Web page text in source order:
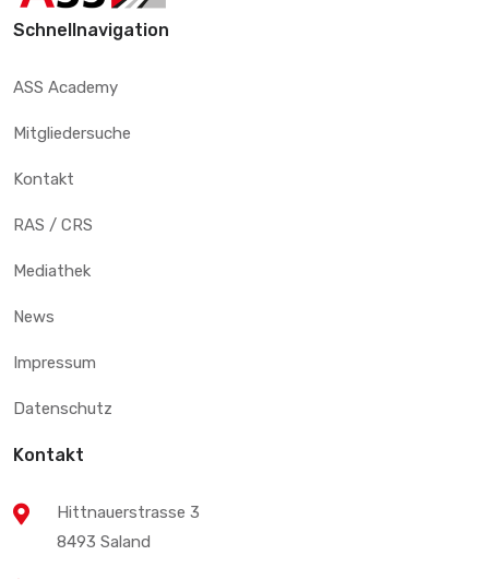
Schnellnavigation
ASS Academy
Mitgliedersuche
Kontakt
RAS / CRS
Mediathek
News
Impressum
Datenschutz
Kontakt
Hittnauerstrasse 3
8493 Saland